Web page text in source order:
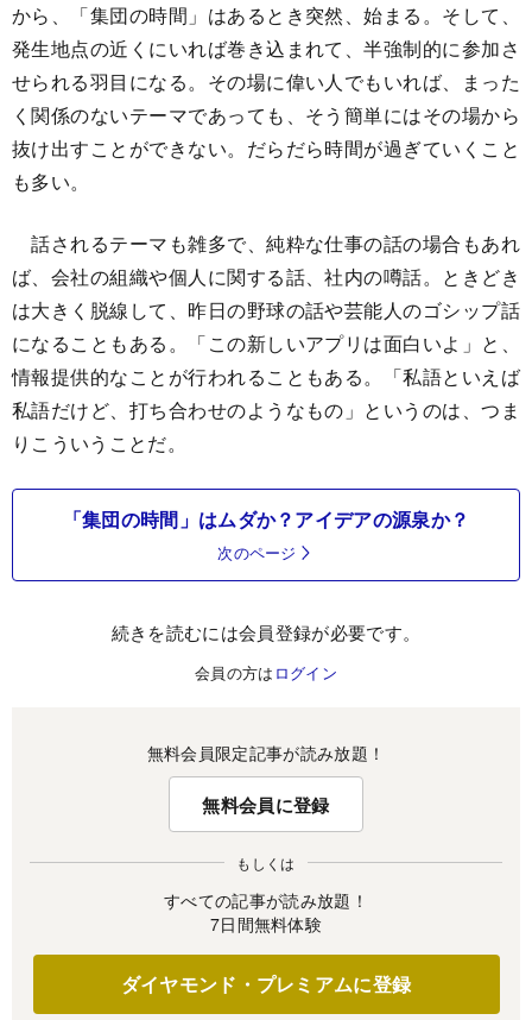
から、「集団の時間」はあるとき突然、始まる。そして、
発生地点の近くにいれば巻き込まれて、半強制的に参加さ
せられる羽目になる。その場に偉い人でもいれば、まった
く関係のないテーマであっても、そう簡単にはその場から
抜け出すことができない。だらだら時間が過ぎていくこと
も多い。
話されるテーマも雑多で、純粋な仕事の話の場合もあれ
ば、会社の組織や個人に関する話、社内の噂話。ときどき
は大きく脱線して、昨日の野球の話や芸能人のゴシップ話
になることもある。「この新しいアプリは面白いよ」と、
情報提供的なことが行われることもある。「私語といえば
私語だけど、打ち合わせのようなもの」というのは、つま
りこういうことだ。
「集団の時間」はムダか？アイデアの源泉か？
次のページ
続きを読むには会員登録が必要です。
会員の方は ログイン
無料会員限定記事が読み放題！
無料会員に登録
もしくは
すべての記事が読み放題！
7日間無料体験
ダイヤモンド・プレミアムに登録